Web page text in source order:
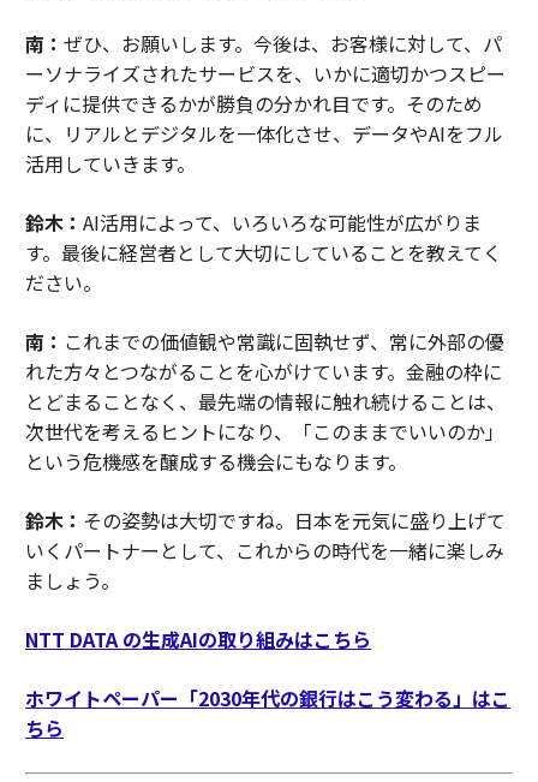
南： ぜひ、お願いします。今後は、お客様に対して、パ
ーソナライズされたサービスを、いかに適切かつスピー
ディに提供できるかが勝負の分かれ目です。そのため
に、リアルとデジタルを一体化させ、データやAIをフル
活用していきます。
鈴木： AI活用によって、いろいろな可能性が広がりま
す。最後に経営者として大切にしていることを教えてく
ださい。
南： これまでの価値観や常識に固執せず、常に外部の優
れた方々とつながることを心がけています。金融の枠に
とどまることなく、最先端の情報に触れ続けることは、
次世代を考えるヒントになり、「このままでいいのか」
という危機感を醸成する機会にもなります。
鈴木： その姿勢は大切ですね。日本を元気に盛り上げて
いくパートナーとして、これからの時代を一緒に楽しみ
ましょう。
NTT DATA の生成AIの取り組みはこちら
ホワイトペーパー「2030年代の銀行はこう変わる」はこ
ちら